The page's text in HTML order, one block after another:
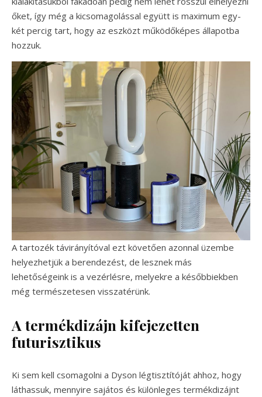
őket, így még a kicsomagolással együtt is maximum egy-
két percig tart, hogy az eszközt működőképes állapotba
hozzuk.
A tartozék távirányítóval ezt követően azonnal üzembe
helyezhetjük a berendezést, de lesznek más
lehetőségeink is a vezérlésre, melyekre a későbbiekben
még természetesen visszatérünk.
A termékdizájn kifejezetten
futurisztikus
Ki sem kell csomagolni a Dyson légtisztítóját ahhoz, hogy
láthassuk, mennyire sajátos és különleges termékdizájnt